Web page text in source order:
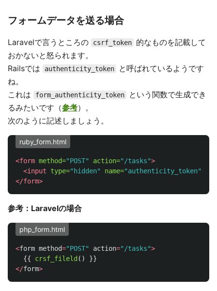
フォームデータを送る場合
Laravelで言うところの csrf_token
的なものを記載して
おかないと怒られます。
Railsでは
authenticity_token
と呼ばれているようです
ね。
これは
form_authenticity_token
という関数で生成でき
るみたいです（参考）。
次のように記述しましょう。
ruby_form.html
<form method="POST" action="/tasks">
<input
type="hidden" name="authenticity_token"
</form>
参考：Laravelの場合
php_form.html
<form method="POST" action="/tasks">
{{
crsf_fileld ()
}}
</form>